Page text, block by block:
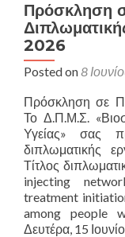
Πρόσκληση
2026
Posted on8
Πρόσκληση σε
Το Δ.Π.Μ.Σ.
Υγείας» σας
διπλωματικής
Τίτλος
injecting
treatment
among people
Δευτέρα, 15